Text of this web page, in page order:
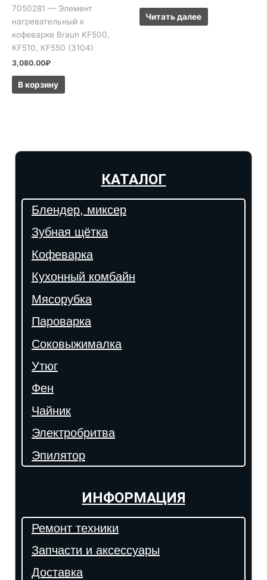
7050281 — Элемент
нагревательный к
кофеварке Braun KF500,
KF510, KF550 (3104)
3,080.00₽
В корзину
Читать далее
КАТАЛОГ
Блендер, миксер
Зубная щётка
Кофеварка
Кухонный комбайн
Мясорубка
Пароварка
Соковыжималка
Утюг
Фен
Чайник
Электробритва
Эпилятор
ИНФОРМАЦИЯ
Ремонт техники
Запчасти и аксессуары
Доставка